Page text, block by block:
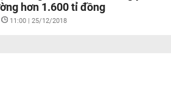
hơn 1.600 tỉ đồng
11:00 | 25/12/2018